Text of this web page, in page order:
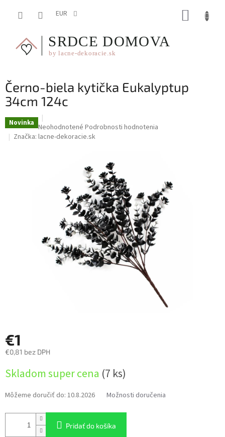
EUR
Černo-biela kytička Eukalyptup
34cm 124c
Novinka Priemerné
hodnotenie
hviezdičiek.
Neohodnotené Podrobnosti hodnotenia
Značka: lacne-dekoracie.sk
€1
€0,81 bez DPH
cena:
Skladom super cena (7 ks)
Môžeme doručiť do: 10.8.2026 Možnosti doručenia
Pridať do košíka